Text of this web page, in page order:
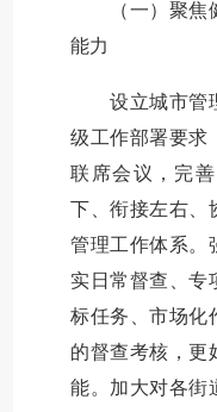
（一）聚焦健
能力
设立城市管理
级工作部署要求
联席会议，完
下、衔接左右、
管理工作体系。
实日常督查、专
标任务、市场化
的督查考核，更
能。加大对各街